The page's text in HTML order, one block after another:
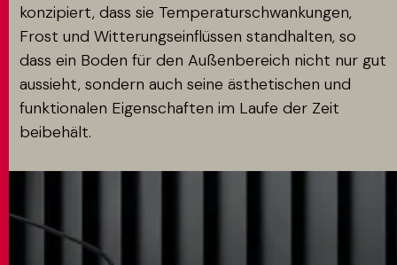
konzipiert, dass sie Temperaturschwankungen,
Frost und Witterungseinflüssen standhalten, so
dass ein Boden für den Außenbereich nicht nur gut
aussieht, sondern auch seine ästhetischen und
funktionalen Eigenschaften im Laufe der Zeit
beibehält.